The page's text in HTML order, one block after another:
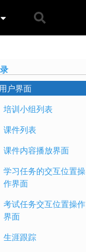
用户界面
培训小组列表
课件列表
课件内容播放界面
学习任务的交互位置操
作界面
考试任务交互位置操作
界面
生涯跟踪